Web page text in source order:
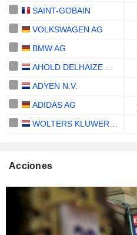
SAINT-GOBAIN
VOLKSWAGEN AG
BMW AG
ADYEN N.V.
ADIDAS AG
Acciones